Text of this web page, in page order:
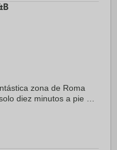
zona de Roma
diez minutos a pie de